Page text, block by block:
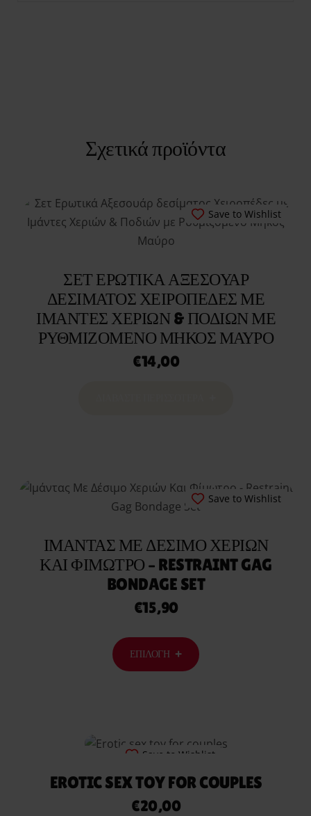
Σχετικά προϊόντα
Save to Wishlist
ΣΕΤ ΕΡΩΤΙΚΆ ΑΞΕΣΟΥΆΡ
ΔΕΣΊΜΑΤΟΣ ΧΕΙΡΟΠΈΔΕΣ ΜΕ
ΙΜΆΝΤΕΣ ΧΕΡΙΏΝ & ΠΟΔΙΏΝ ΜΕ
ΡΥΘΜΙΖΌΜΕΝΟ ΜΉΚΟΣ ΜΑΎΡΟ
€14,00
Save to Wishlist
ΙΜΆΝΤΑΣ ΜΕ ΔΈΣΙΜΟ ΧΕΡΙΏΝ
ΚΑΙ ΦΊΜΩΤΡΟ – RESTRAINT GAG
BONDAGE SET
€15,90
ΕΠΙΛΟΓΉ
Save to Wishlist
EROTIC SEX TOY FOR COUPLES
€20,00